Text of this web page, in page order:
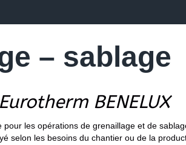
– sablage
BENELUX
les opérations de grenaillage et de
selon les besoins du chantier ou de la